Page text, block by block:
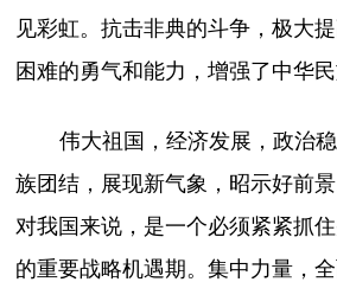
见彩虹。抗击非典的斗争，极大
困难的勇气和能力，增强了中华民
伟大祖国，经济发展，政治
族团结，展现新气象，昭示好前
对我国来说，是一个必须紧紧抓
的重要战略机遇期。集中力量，